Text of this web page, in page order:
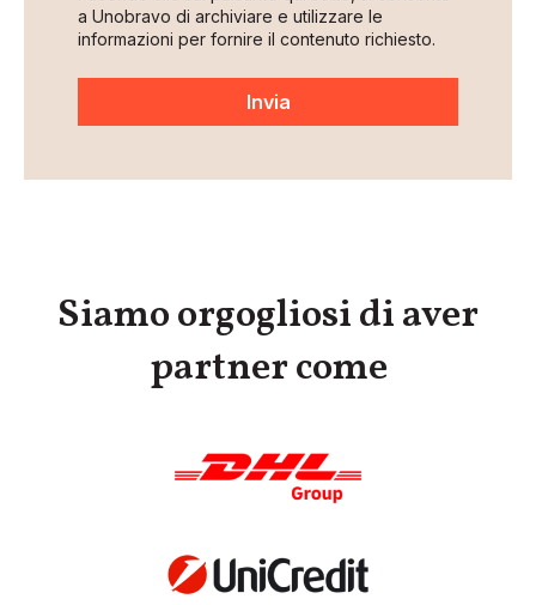
a Unobravo di archiviare e utilizzare le
informazioni per fornire il contenuto richiesto.
Siamo orgogliosi di aver
partner come